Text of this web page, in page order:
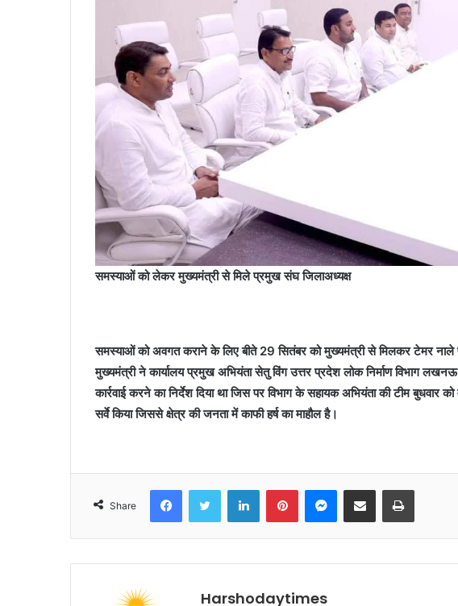
समस्याओं को लेकर मुख्यमंत्री से मिले प्रमुख संघ जिलाअध्यक्ष
समस्याओं को अवगत कराने के लिए बीते 29 सितंबर को मुख्यमंत्री से मिलकर टेमर नाले
मुख्यमंत्री ने कार्यालय प्रमुख अभियंता सेतु विंग उत्तर प्रदेश लोक निर्माण विभाग
कार्रवाई करने का निर्देश दिया था जिस पर विभाग के सहायक अभियंता की टीम बुधवार
सर्वे किया जिससे क्षेत्र की जनता में काफी हर्ष का माहौल है।
Share
FacebookTwitter LinkedInPinterestMessenger
Share via Email Print
Harshodaytimes